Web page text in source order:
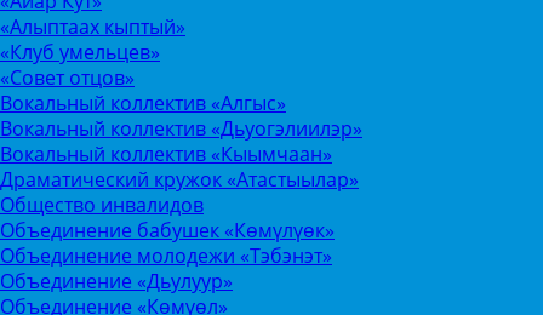
«Алыптаах кыптый»
«Клуб умельцев»
«Совет отцов»
Вокальный коллектив «Алгыс»
Вокальный коллектив «Дьуогэлиилэр»
Вокальный коллектив «Кыымчаан»
Драматический кружок «Атастыылар»
Общество инвалидов
Объединение бабушек «Көмүлүөк»
Объединение молодежи «Тэбэнэт»
Объединение «Дьулуур»
Объединение «Көмүөл»